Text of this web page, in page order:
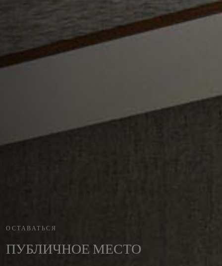
ОСТАВАТЬСЯ
ПУБЛИЧНОЕ МЕСТО